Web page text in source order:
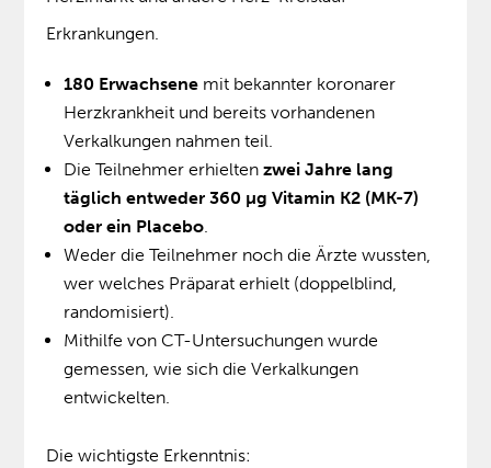
Erkrankungen.
180 Erwachsene mit bekannter koronarer
Herzkrankheit und bereits vorhandenen
Verkalkungen nahmen teil.
Die Teilnehmer erhieltenzwei Jahre lang
täglich entweder 360 µg Vitamin K2 (MK-7)
oder ein Placebo.
Weder die Teilnehmer noch die Ärzte wussten,
wer welches Präparat erhielt (doppelblind,
randomisiert).
Mithilfe von CT-Untersuchungen wurde
gemessen, wie sich die Verkalkungen
entwickelten.
Die wichtigste Erkenntnis: